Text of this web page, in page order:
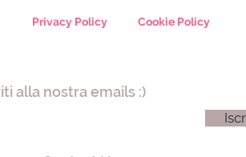
Privacy Policy Cookie Policy
alla nostra emails :)